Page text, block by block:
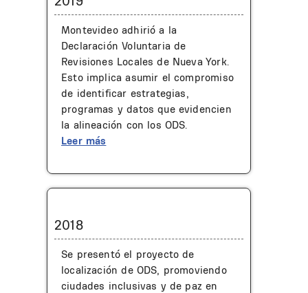
Montevideo adhirió a la
Declaración Voluntaria de
Revisiones Locales de Nueva York.
Esto implica asumir el compromiso
de identificar estrategias,
programas y datos que evidencien
la alineación con los ODS.
Leer más
2018
Se presentó el proyecto de
localización de ODS, promoviendo
ciudades inclusivas y de paz en